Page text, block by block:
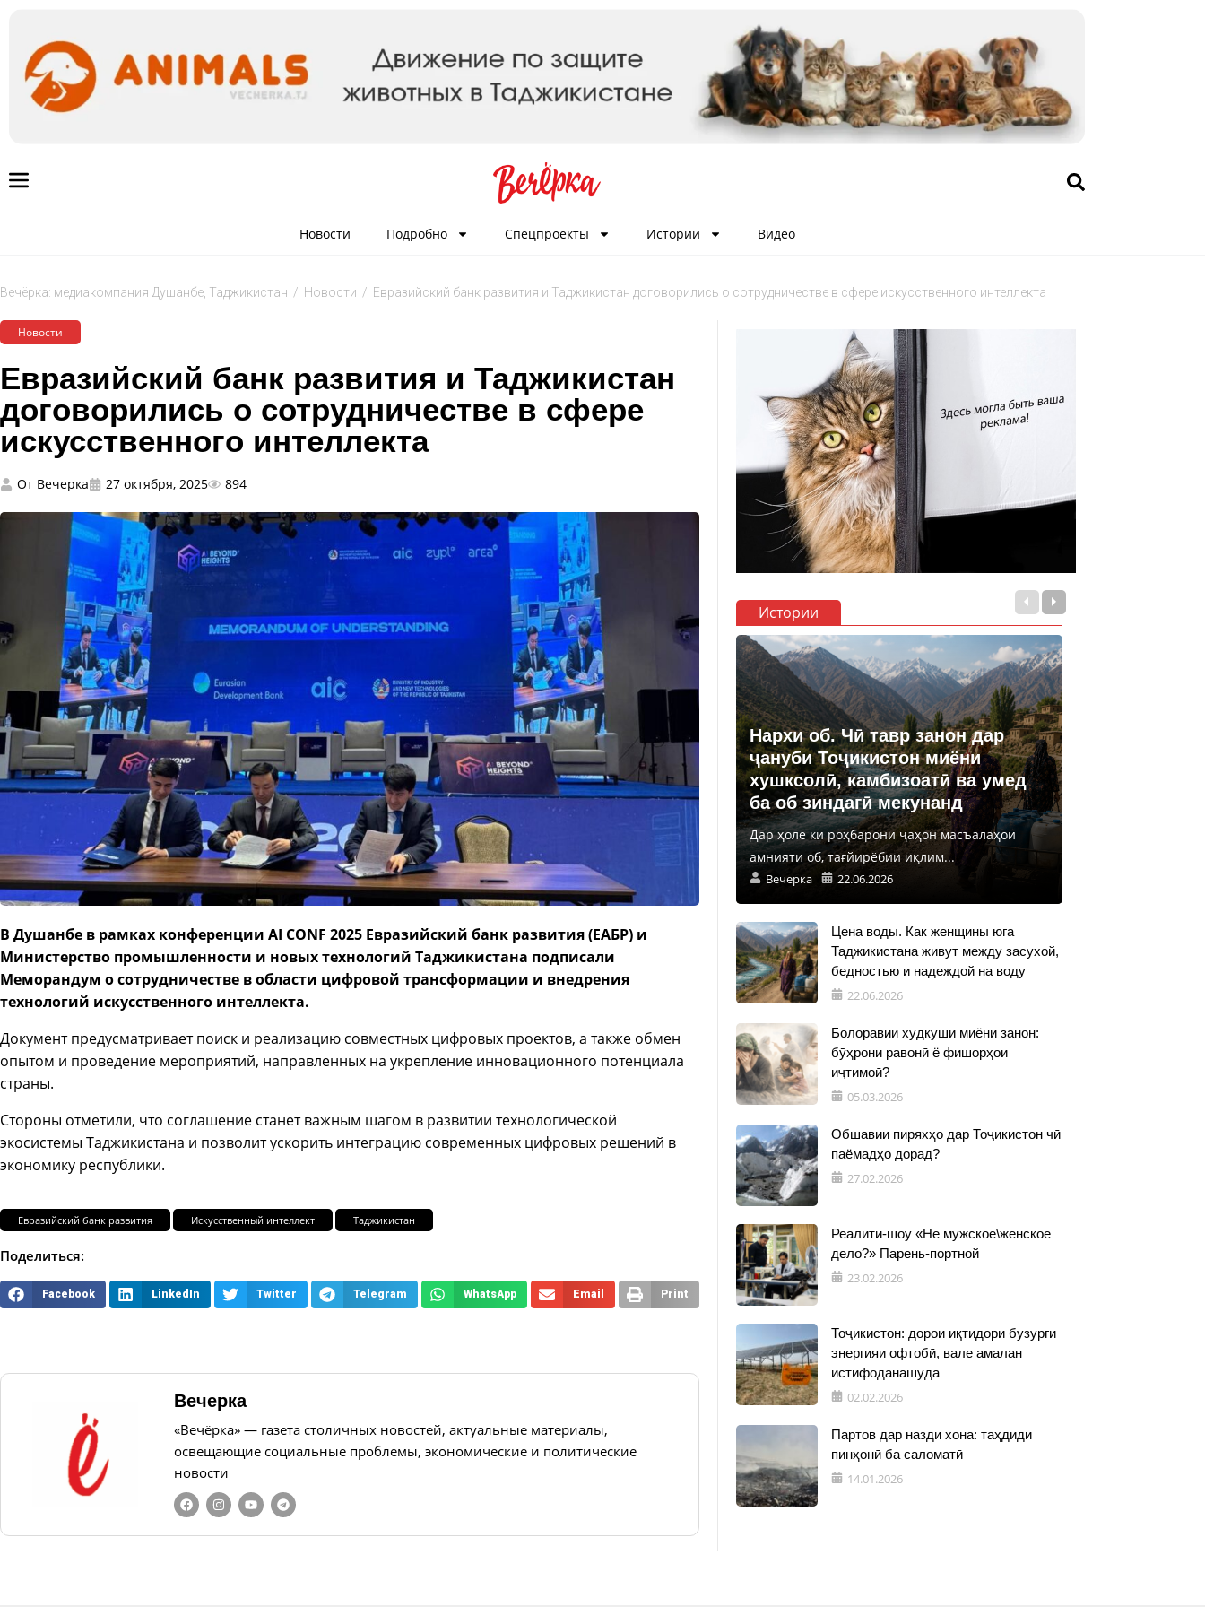
Новости Подробно Спецпроекты Истории Видео
Вечёрка: медиакомпания Душанбе, Таджикистан / Новости / Евразийский банк развития и Таджикистан договорились о сотрудничестве в сфере искусственного интеллекта
Новости
Евразийский банк развития и Таджикистан
договорились о сотрудничестве в сфере
искусственного интеллекта
От Вечерка 27 октября, 2025 894
В Душанбе в рамках конференции AI CONF 2025 Евразийский банк развития (ЕАБР) и
Министерство промышленности и новых технологий Таджикистана подписали
Меморандум о сотрудничестве в области цифровой трансформации и внедрения
технологий искусственного интеллекта.
Документ предусматривает поиск и реализацию совместных цифровых проектов, а также обмен
опытом и проведение мероприятий, направленных на укрепление инновационного потенциала
страны.
Стороны отметили, что соглашение станет важным шагом в развитии технологической
экосистемы Таджикистана и позволит ускорить интеграцию современных цифровых решений в
экономику республики.
Евразийский банк развития Искусственный интеллект Таджикистан
Поделиться:
Facebook LinkedIn Twitter Telegram WhatsApp Email Print
Вечерка
«Вечёрка» — газета столичных новостей, актуальные материалы,
освещающие социальные проблемы, экономические и политические
новости
Истории
Нархи об. Чӣ тавр занон дар
ҷануби Тоҷикистон миёни
хушксолӣ, камбизоатӣ ва умед
ба об зиндагӣ мекунанд
Дар ҳоле ки роҳбарони ҷаҳон масъалаҳои
амнияти об, тағйирёбии иқлим...
Вечерка 22.06.2026
Цена воды. Как женщины юга
Таджикистана живут между засухой,
бедностью и надеждой на воду
22.06.2026
Болоравии худкушӣ миёни занон:
бӯҳрони равонӣ ё фишорҳои
иҷтимоӣ?
05.03.2026
Обшавии пиряхҳо дар Тоҷикистон чӣ
паёмадҳо дорад?
27.02.2026
Реалити-шоу «Не мужское\женское
дело?» Парень-портной
23.02.2026
Тоҷикистон: дорои иқтидори бузурги
энергияи офтобӣ, вале амалан
истифоданашуда
02.02.2026
Партов дар назди хона: таҳдиди
пинҳонӣ ба саломатӣ
14.01.2026